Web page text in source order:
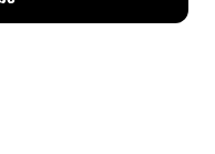
LinkedIn